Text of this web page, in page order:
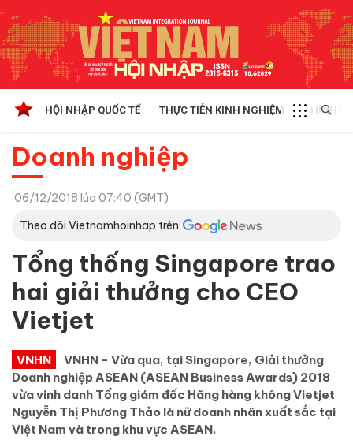
HỘI NHẬP QUỐC TẾ THỰC TIỄN KINH NGHIỆM CHÍNH
Doanh nghiệp
06/12/2018 lúc 07:40 (GMT)
Theo dõi Vietnamhoinhap trên
Tổng thống Singapore trao
hai giải thưởng cho CEO
Vietjet
VNHN
VNHN - Vừa qua, tại Singapore, Giải thưởng
Doanh nghiệp ASEAN (ASEAN Business Awards) 2018
vừa vinh danh Tổng giám đốc Hãng hàng không Vietjet
Nguyễn Thị Phương Thảo là nữ doanh nhân xuất sắc tại
Việt Nam và trong khu vực ASEAN.